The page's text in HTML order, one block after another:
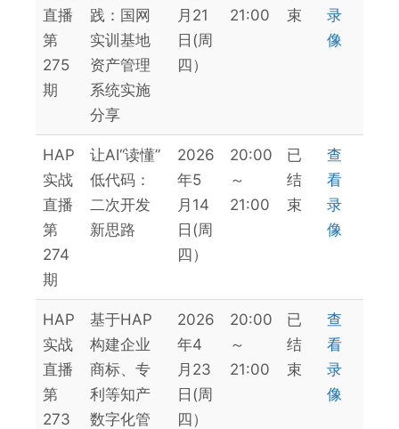
直播
第
275
期
践：国网
实训基地
资产管理
系统实施
分享
月21
日(周
四）
21:00
束
录
像
HAP
实战
直播
第
274
期
让AI“读懂”
低代码：
二次开发
新思路
2026
年5
月14
日(周
四）
20:00
～
21:00
已
结
束
查
看
录
像
HAP
实战
直播
第
273
基于HAP
构建企业
商标、专
利等知产
数字化管
2026
年4
月23
日(周
四）
20:00
～
21:00
已
结
束
查
看
录
像